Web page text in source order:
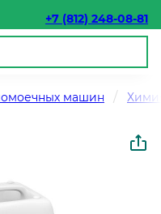
+7 (812) 248-08-81
машин